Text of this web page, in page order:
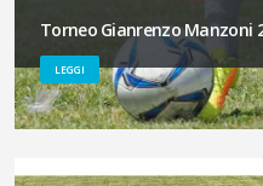
Torneo Gianrenzo Manzoni
LEGGI